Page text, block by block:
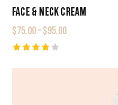
FACE & NECK CREAM
$75.00–$95.00